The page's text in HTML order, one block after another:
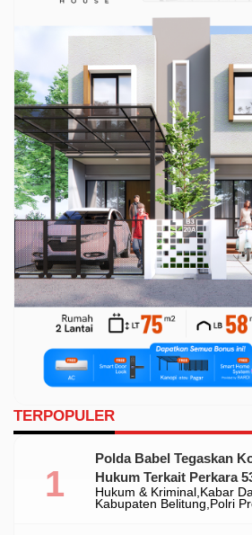
TERPOPULER
Hukum & Kriminal Kabar
Kabupaten Belitung Polri
Polda Babel Tegaskan
Hukum Terkait Perkara
Ilegal Di Belitung